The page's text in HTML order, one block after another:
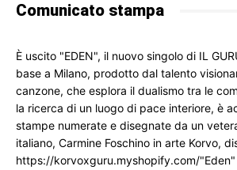
Comunicato stampa
È uscito "EDEN", il nuovo singolo di IL
base a Milano, prodotto dal talento
canzone, che esplora il dualismo tra le
la ricerca di un luogo di pace interiore, è
stampe numerate e disegnate da un
italiano, Carmine Foschino in arte Korvo,
https://korvoxguru.myshopify.com/"Eden"